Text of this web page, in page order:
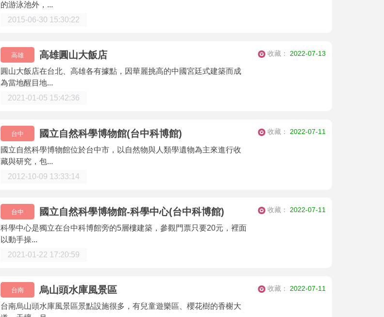
的游泳池外，...
2015-06-30 15:30:22
高雄 高雄圓山大飯店
圓山大飯店在台北、高雄各有據點，因華麗挑高的中國宮廷式建築而成
為當地醒目地...
2021-01-05 15:42:36
收藏： 2022-07-13
台中 國立自然科學博物館(台中科博館)
國立自然科學博物館位於台中市，以自然物與人類學遺物為主來進行收
藏與研究，包...
2012-10-09 13:33:14
收藏： 2022-07-11
台中 國立自然科學博物館-科學中心(台中科博館)
科學中心是獨立在台中科博館旁的5層樓建築，參觀門票只要20元，裡面
以動手操...
2021-01-22 17:20:59
收藏： 2022-07-11
台南 烏山頭水庫風景區
台南烏山頭水庫風景區景點設施很多，有兒童遊樂區、櫻花樹的香榭大
收藏： 2022-07-11